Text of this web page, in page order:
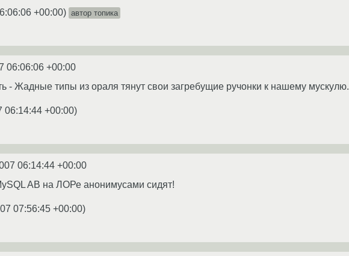
+00:00) автор топика
06:06:06 +00:00
- Жадные типы из ораля тянут свои загребущие ручонки к нашему мускулю.
06:14:44 +00:00)
06:14:44 +00:00
AB на ЛОРе анонимусами сидят!
07:56:45 +00:00)